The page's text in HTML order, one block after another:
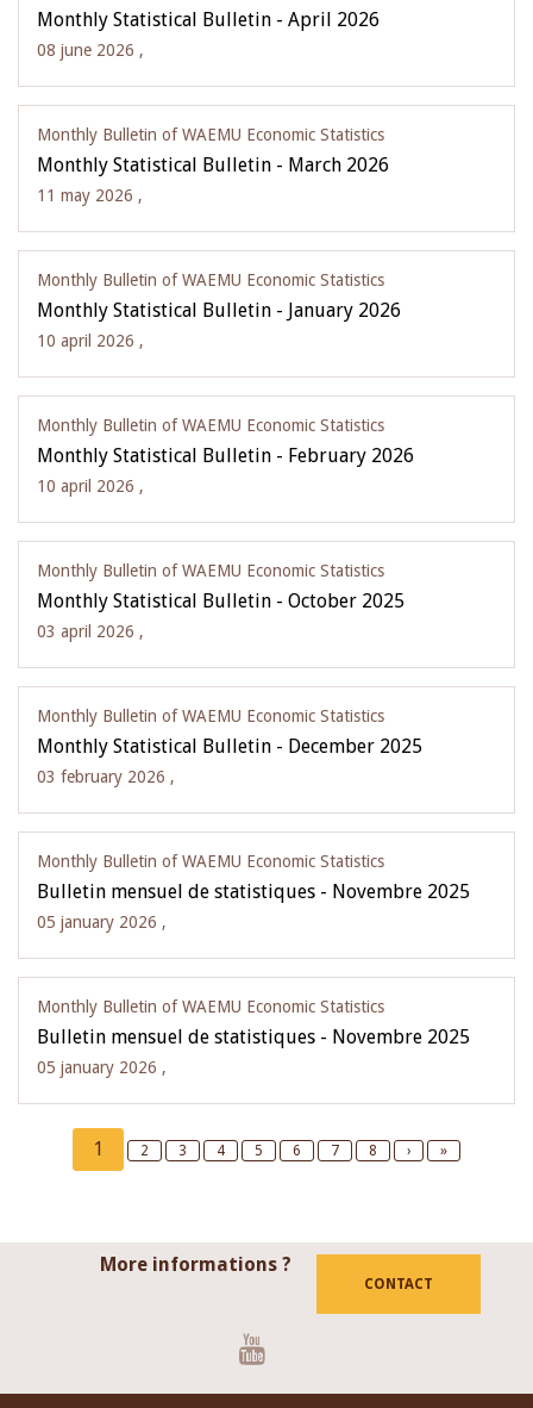
Monthly Statistical Bulletin - April 2026
08 june 2026 ,
Monthly Bulletin of WAEMU Economic Statistics
Monthly Statistical Bulletin - March 2026
11 may 2026 ,
Monthly Bulletin of WAEMU Economic Statistics
Monthly Statistical Bulletin - January 2026
10 april 2026 ,
Monthly Bulletin of WAEMU Economic Statistics
Monthly Statistical Bulletin - February 2026
10 april 2026 ,
Monthly Bulletin of WAEMU Economic Statistics
Monthly Statistical Bulletin - October 2025
03 april 2026 ,
Monthly Bulletin of WAEMU Economic Statistics
Monthly Statistical Bulletin - December 2025
03 february 2026 ,
Monthly Bulletin of WAEMU Economic Statistics
Bulletin mensuel de statistiques - Novembre 2025
05 january 2026 ,
Monthly Bulletin of WAEMU Economic Statistics
Bulletin mensuel de statistiques - Novembre 2025
05 january 2026 ,
Pagination
Current
page
1 Page
2 Page
3 Page
4 Page
5 Page
6 Page
7 Page
8
Next
›
Last
»
More informations ?
CONTACT